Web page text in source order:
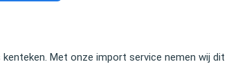
Met onze import service nemen wij dit